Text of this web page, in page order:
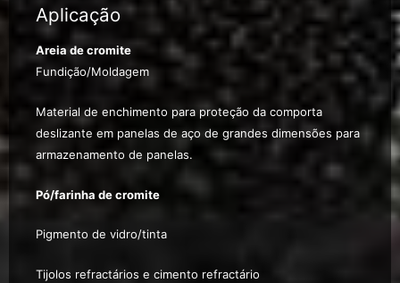
Aplicação
Areia de cromite
Fundição/Moldagem
Material de enchimento para proteção da comporta
deslizante em panelas de aço de grandes dimensões para
armazenamento de panelas.
Pó/farinha de cromite
Pigmento de vidro/tinta
Tijolos refractários e cimento refractário